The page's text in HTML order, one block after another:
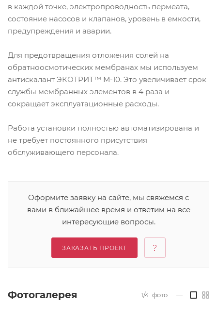
в каждой точке, электропроводность пермеата,
состояние насосов и клапанов, уровень в емкости,
предупреждения и аварии.
Для предотвращения отложения солей на
обратноосмотических мембранах мы используем
антискалант ЭКОТРИТ™ М-10. Это увеличивает срок
службы мембранных элементов в 4 раза и
сокращает эксплуатационные расходы.
Работа установки полностью автоматизирована и
не требует постоянного присутствия
обслуживающего персонала.
Оформите заявку на сайте, мы свяжемся с
вами в ближайшее время и ответим на все
интересующие вопросы.
ЗАКАЗАТЬ ПРОЕКТ
Фотогалерея 1/4 фото